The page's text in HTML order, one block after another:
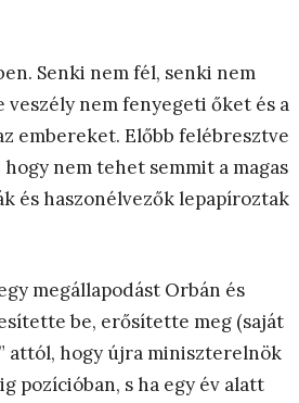
Senki nem fél, senki nem
nem fenyegeti őket és a
embereket. Előbb felébresztve
nem tehet semmit a magas
és haszonélvezők lepapíroztak
megállapodást Orbán és
be, erősítette meg (saját
attól, hogy újra miniszterelnök
pozícióban, s ha egy év alatt